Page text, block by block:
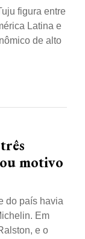
figura entre
Latina e
de alto
motivo
do país havia
Em
e o